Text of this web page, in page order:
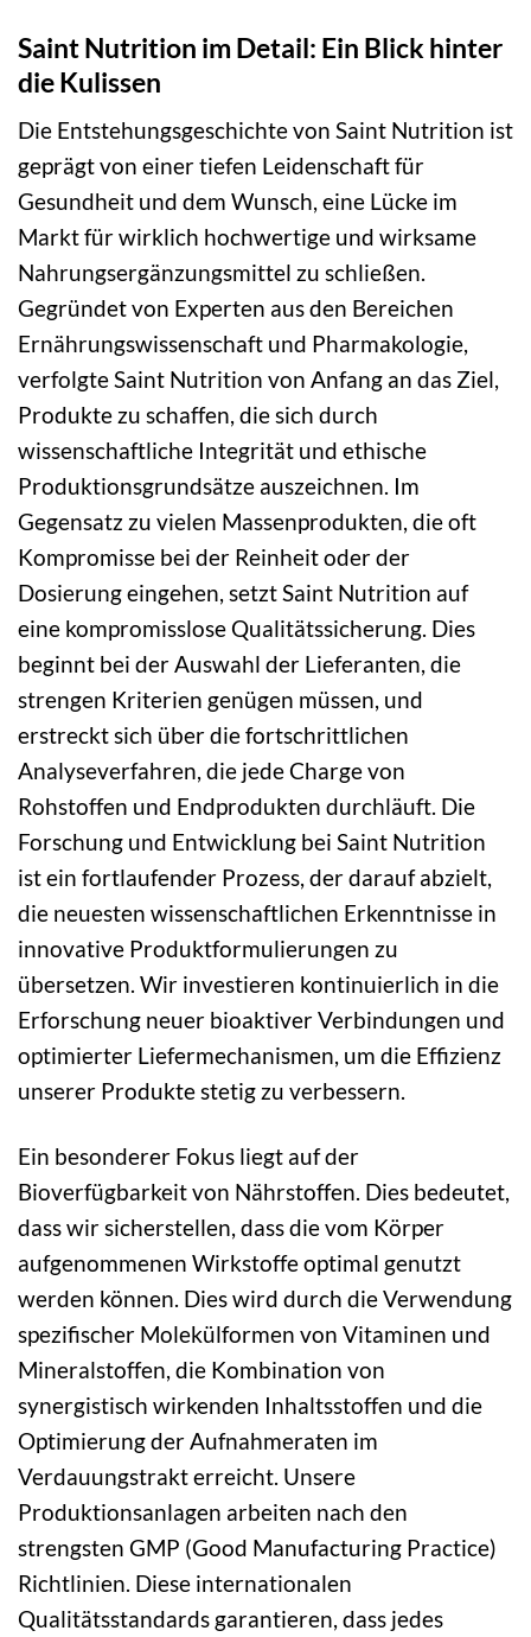
Saint Nutrition im Detail: Ein Blick hinter
die Kulissen
Die Entstehungsgeschichte von Saint Nutrition ist
geprägt von einer tiefen Leidenschaft für
Gesundheit und dem Wunsch, eine Lücke im
Markt für wirklich hochwertige und wirksame
Nahrungsergänzungsmittel zu schließen.
Gegründet von Experten aus den Bereichen
Ernährungswissenschaft und Pharmakologie,
verfolgte Saint Nutrition von Anfang an das Ziel,
Produkte zu schaffen, die sich durch
wissenschaftliche Integrität und ethische
Produktionsgrundsätze auszeichnen. Im
Gegensatz zu vielen Massenprodukten, die oft
Kompromisse bei der Reinheit oder der
Dosierung eingehen, setzt Saint Nutrition auf
eine kompromisslose Qualitätssicherung. Dies
beginnt bei der Auswahl der Lieferanten, die
strengen Kriterien genügen müssen, und
erstreckt sich über die fortschrittlichen
Analyseverfahren, die jede Charge von
Rohstoffen und Endprodukten durchläuft. Die
Forschung und Entwicklung bei Saint Nutrition
ist ein fortlaufender Prozess, der darauf abzielt,
die neuesten wissenschaftlichen Erkenntnisse in
innovative Produktformulierungen zu
übersetzen. Wir investieren kontinuierlich in die
Erforschung neuer bioaktiver Verbindungen und
optimierter Liefermechanismen, um die Effizienz
unserer Produkte stetig zu verbessern.
Ein besonderer Fokus liegt auf der
Bioverfügbarkeit von Nährstoffen. Dies bedeutet,
dass wir sicherstellen, dass die vom Körper
aufgenommenen Wirkstoffe optimal genutzt
werden können. Dies wird durch die Verwendung
spezifischer Molekülformen von Vitaminen und
Mineralstoffen, die Kombination von
synergistisch wirkenden Inhaltsstoffen und die
Optimierung der Aufnahmeraten im
Verdauungstrakt erreicht. Unsere
Produktionsanlagen arbeiten nach den
strengsten GMP (Good Manufacturing Practice)
Richtlinien. Diese internationalen
Qualitätsstandards garantieren, dass jedes